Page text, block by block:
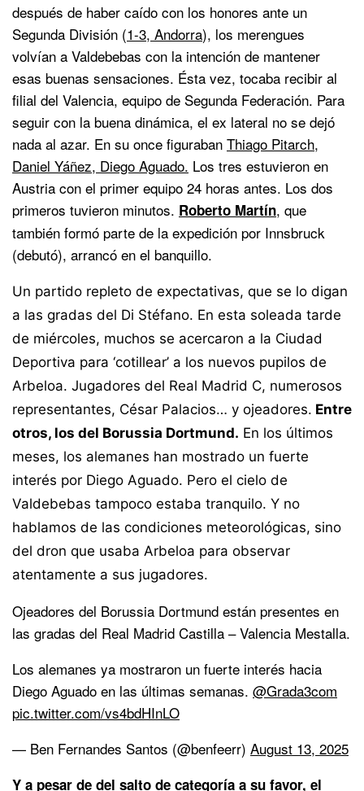
después de haber caído con los honores ante un
Segunda División (1-3, Andorra), los merengues
volvían a Valdebebas con la intención de mantener
esas buenas sensaciones. Ésta vez, tocaba recibir al
filial del Valencia, equipo de Segunda Federación. Para
seguir con la buena dinámica, el ex lateral no se dejó
nada al azar. En su once figuraban Thiago Pitarch,
Daniel Yáñez, Diego Aguado. Los tres estuvieron en
Austria con el primer equipo 24 horas antes. Los dos
primeros tuvieron minutos. Roberto Martín, que
también formó parte de la expedición por Innsbruck
(debutó), arrancó en el banquillo.
Un partido repleto de expectativas, que se lo digan
a las gradas del Di Stéfano. En esta soleada tarde
de miércoles, muchos se acercaron a la Ciudad
Deportiva para ‘cotillear’ a los nuevos pupilos de
Arbeloa. Jugadores del Real Madrid C, numerosos
representantes, César Palacios… y ojeadores. Entre
otros, los del Borussia Dortmund. En los últimos
meses, los alemanes han mostrado un fuerte
interés por Diego Aguado. Pero el cielo de
Valdebebas tampoco estaba tranquilo. Y no
hablamos de las condiciones meteorológicas, sino
del dron que usaba Arbeloa para observar
atentamente a sus jugadores.
Ojeadores del Borussia Dortmund están presentes en
las gradas del Real Madrid Castilla – Valencia Mestalla.
Los alemanes ya mostraron un fuerte interés hacia
Diego Aguado en las últimas semanas. @Grada3com
pic.twitter.com/vs4bdHInLO
— Ben Fernandes Santos (@benfeerr) August 13, 2025
Y a pesar de del salto de categoría a su favor, el